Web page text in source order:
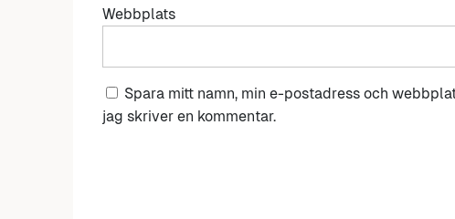
Webbplats
Spara mitt namn, min e-postadress och
jag skriver en kommentar.